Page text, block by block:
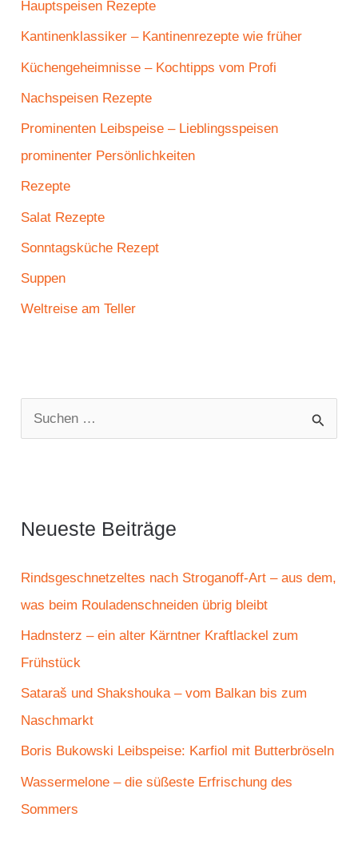
Hauptspeisen Rezepte
Kantinenklassiker – Kantinenrezepte wie früher
Küchengeheimnisse – Kochtipps vom Profi
Nachspeisen Rezepte
Prominenten Leibspeise – Lieblingsspeisen
prominenter Persönlichkeiten
Rezepte
Salat Rezepte
Sonntagsküche Rezept
Suppen
Weltreise am Teller
u
e
n
a
c
h
Neueste Beiträge
Rindsgeschnetzeltes nach Stroganoff-Art – aus dem,
was beim Rouladenschneiden übrig bleibt
Hadnsterz – ein alter Kärntner Kraftlackel zum
Frühstück
Sataraš und Shakshouka – vom Balkan bis zum
Naschmarkt
Boris Bukowski Leibspeise: Karfiol mit Butterbröseln
Wassermelone – die süßeste Erfrischung des
Sommers